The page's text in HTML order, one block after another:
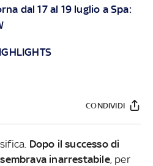
dal 17 al 19 luglio a Spa:
CONDIVIDI
Dopo il successo di
inarrestabile, per